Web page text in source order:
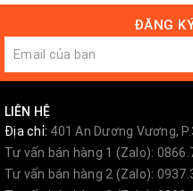
ĐĂNG
LIÊN HỆ
Địa chỉ: 401 An Dương Vương,
Tư vấn bán hàng 1 (Zalo):
Tư vấn bán hàng 2 (Zalo):